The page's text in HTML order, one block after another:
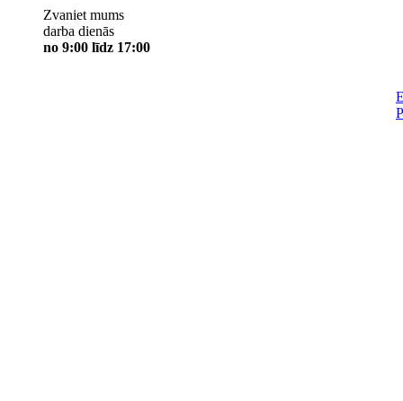
Zvaniet mums
darba dienās
no 9:00 līdz 17:00